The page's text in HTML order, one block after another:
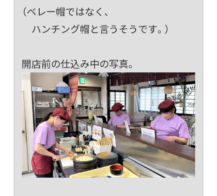
（ベレー帽ではなく、
ハンチング帽と言うそうです。）
開店前の仕込み中の写真。